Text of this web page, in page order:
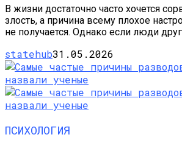
В жизни достаточно часто хочется
злость, а причина всему плохое
не получается. Однако если люди друг
statehub31.05.2026
ПСИХОЛОГИЯ